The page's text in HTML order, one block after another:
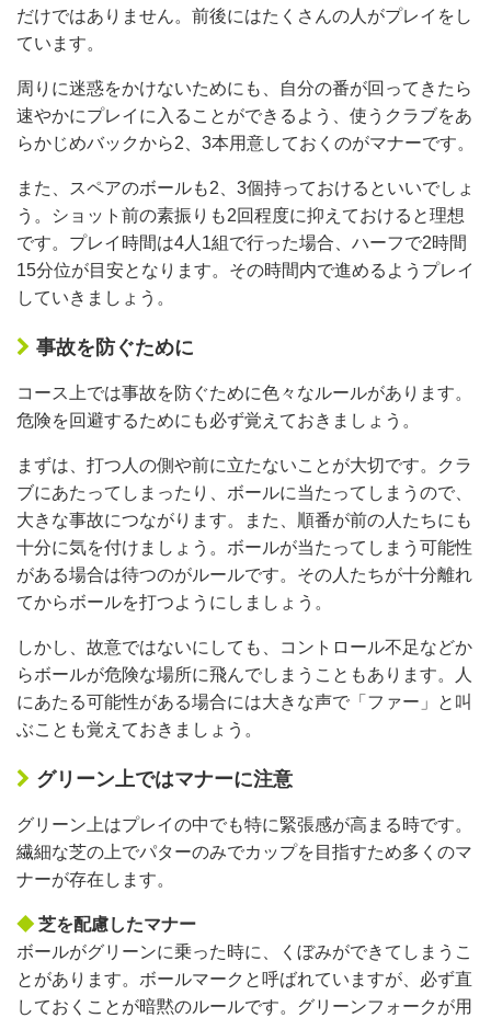
だけではありません。前後にはたくさんの人がプレイをし
ています。
周りに迷惑をかけないためにも、自分の番が回ってきたら
速やかにプレイに入ることができるよう、使うクラブをあ
らかじめバックから2、3本用意しておくのがマナーです。
また、スペアのボールも2、3個持っておけるといいでしょ
う。ショット前の素振りも2回程度に抑えておけると理想
です。プレイ時間は4人1組で行った場合、ハーフで2時間
15分位が目安となります。その時間内で進めるようプレイ
していきましょう。
事故を防ぐために
コース上では事故を防ぐために色々なルールがあります。
危険を回避するためにも必ず覚えておきましょう。
まずは、打つ人の側や前に立たないことが大切です。クラ
ブにあたってしまったり、ボールに当たってしまうので、
大きな事故につながります。また、順番が前の人たちにも
十分に気を付けましょう。ボールが当たってしまう可能性
がある場合は待つのがルールです。その人たちが十分離れ
てからボールを打つようにしましょう。
しかし、故意ではないにしても、コントロール不足などか
らボールが危険な場所に飛んでしまうこともあります。人
にあたる可能性がある場合には大きな声で「ファー」と叫
ぶことも覚えておきましょう。
グリーン上ではマナーに注意
グリーン上はプレイの中でも特に緊張感が高まる時です。
繊細な芝の上でパターのみでカップを目指すため多くのマ
ナーが存在します。
◆ 芝を配慮したマナー
ボールがグリーンに乗った時に、くぼみができてしまうこ
とがあります。ボールマークと呼ばれていますが、必ず直
しておくことが暗黙のルールです。グリーンフォークが用